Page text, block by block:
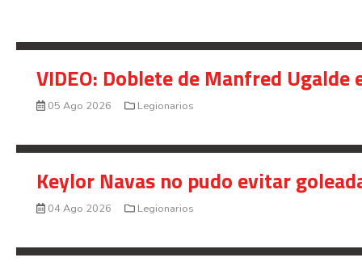
VIDEO: Doblete de Manfred
05 Ago 2026 Legionarios
Keylor Navas no pudo evitar
04 Ago 2026 Legionarios